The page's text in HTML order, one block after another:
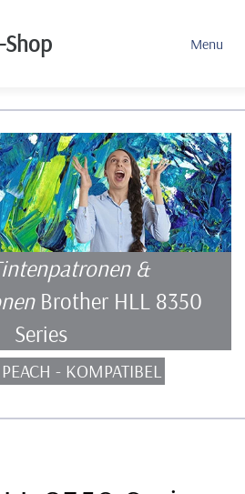
Menu
&
Brother HLL 8350
Series
- KOMPATIBEL